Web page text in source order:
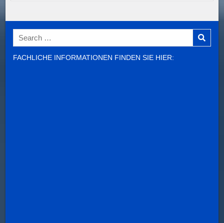
Search
for:
FACHLICHE INFORMATIONEN FINDEN SIE HIER: